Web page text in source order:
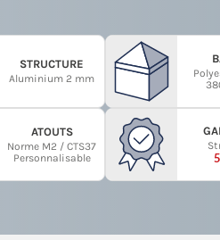
STRUCTURE
Aluminium 2 mm
ATOUTS
Norme M2 / CTS37
Personnalisable